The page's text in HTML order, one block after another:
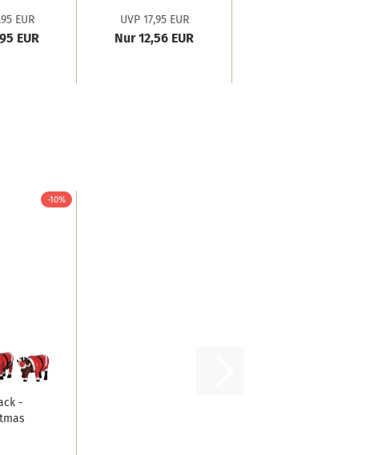
EUR
EUR
UVP 17,95 EUR
Nur 12,56 EUR
-10%
-